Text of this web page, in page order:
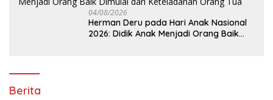
04/08/2026
Herman Deru pada Hari Anak Nasional
2026: Didik Anak Menjadi Orang Baik
Berita